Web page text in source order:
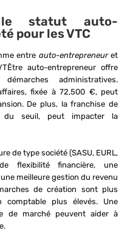
le statut auto-
pour les VTC
entre auto-entrepreneuret
auto-entrepreneur offre
administratives.
fixée à 72,500 €, peut
De plus, la franchise de
du seuil, peut impacter la
de type société (SASU, EURL,
flexibilité financière, une
meilleure gestion du revenu
de création sont plus
plus élevés. Une
de marché peuvent aider à